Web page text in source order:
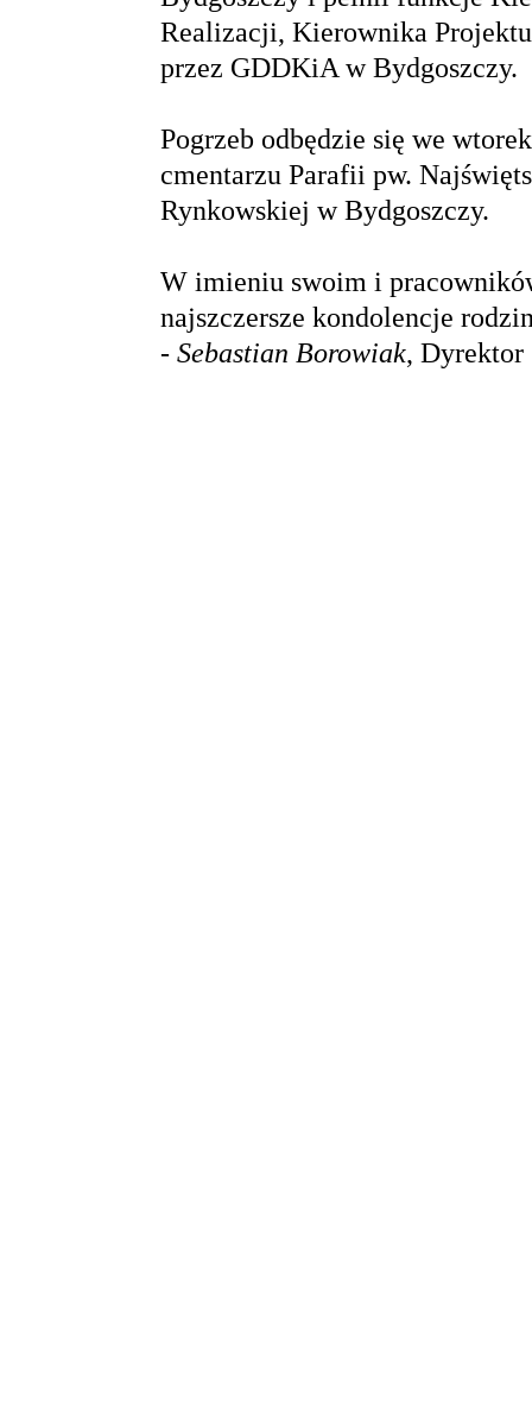
Realizacji, Kierownika
przez GDDKiA w Bydgoszczy.
Pogrzeb odbędzie się we
cmentarzu Parafii pw.
Rynkowskiej w Bydgoszczy.
W imieniu swoim i
najszczersze kondolencje
- Sebastian Borowiak, Dyrektor